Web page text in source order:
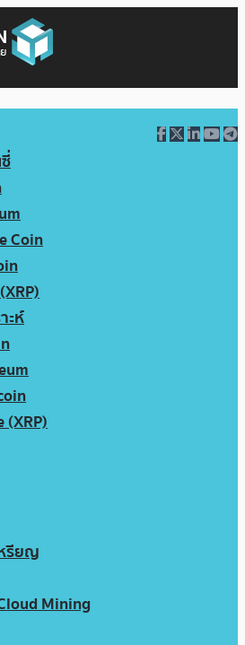
Coin
ะห์
(XRP)
หรียญ
Mining